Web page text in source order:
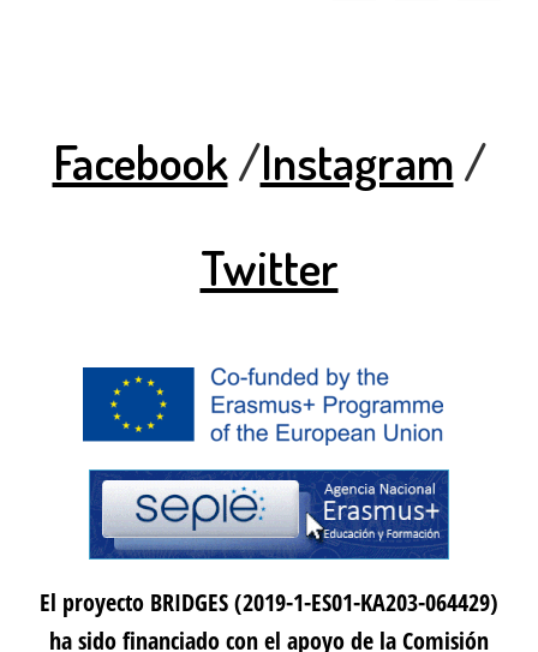
Facebook/Instagram /
Twitter
El proyecto BRIDGES (2019-1-ES01-KA203-064429)
ha sido financiado con el apoyo de la Comisión